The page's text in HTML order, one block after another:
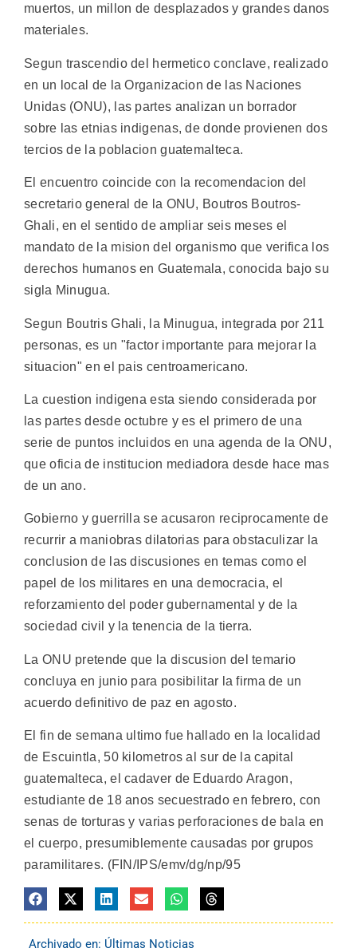
muertos, un millon de desplazados y grandes danos
materiales.
Segun trascendio del hermetico conclave, realizado
en un local de la Organizacion de las Naciones
Unidas (ONU), las partes analizan un borrador
sobre las etnias indigenas, de donde provienen dos
tercios de la poblacion guatemalteca.
El encuentro coincide con la recomendacion del
secretario general de la ONU, Boutros Boutros-
Ghali, en el sentido de ampliar seis meses el
mandato de la mision del organismo que verifica los
derechos humanos en Guatemala, conocida bajo su
sigla Minugua.
Segun Boutris Ghali, la Minugua, integrada por 211
personas, es un "factor importante para mejorar la
situacion" en el pais centroamericano.
La cuestion indigena esta siendo considerada por
las partes desde octubre y es el primero de una
serie de puntos incluidos en una agenda de la ONU,
que oficia de institucion mediadora desde hace mas
de un ano.
Gobierno y guerrilla se acusaron reciprocamente de
recurrir a maniobras dilatorias para obstaculizar la
conclusion de las discusiones en temas como el
papel de los militares en una democracia, el
reforzamiento del poder gubernamental y de la
sociedad civil y la tenencia de la tierra.
La ONU pretende que la discusion del temario
concluya en junio para posibilitar la firma de un
acuerdo definitivo de paz en agosto.
El fin de semana ultimo fue hallado en la localidad
de Escuintla, 50 kilometros al sur de la capital
guatemalteca, el cadaver de Eduardo Aragon,
estudiante de 18 anos secuestrado en febrero, con
senas de torturas y varias perforaciones de bala en
el cuerpo, presumiblemente causadas por grupos
paramilitares. (FIN/IPS/emv/dg/np/95
Archivado en: Últimas Noticias